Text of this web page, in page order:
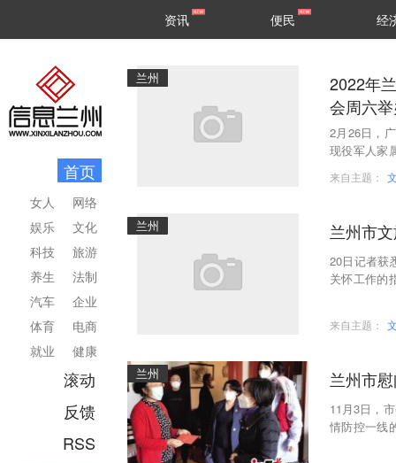
区县
资讯 便民 经
首页
网络
文化
旅游
法制
企业
电商
健康
女人
娱乐
科技
养生
汽车
体育
就业
滚动
反馈
RSS
兰州
2022年
会周六
2月26日，
现役军人家
来自主题：
兰州 兰州市
20日记者获
关怀工作的
来自主题：
兰州 兰州市
11月3日，
情防控一线